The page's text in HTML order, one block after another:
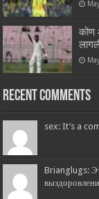
कोण
Recent Comments
sex: It’s a
Brianglugs: